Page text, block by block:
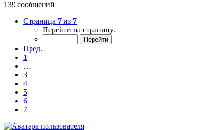
139 сообщений
Страница 7 из 7
Перейти на страницу:
Пред.
1
…
3
4
5
6
7